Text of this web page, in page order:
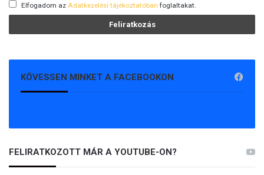
Elfogadom az Adatkezelési tájékoztatóban foglaltakat.
KÖVESSEN MINKET A FACEBOOKON
FELIRATKOZOTT MÁR A YOUTUBE-ON?